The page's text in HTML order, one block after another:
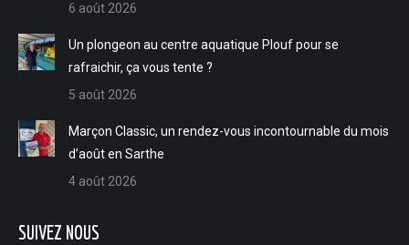
6 août 2026
Un plongeon au centre aquatique Plouf pour se
rafraichir, ça vous tente ?
5 août 2026
Marçon Classic, un rendez-vous incontournable du mois
d’août en Sarthe
4 août 2026
SUIVEZ NOUS